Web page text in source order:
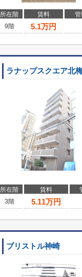
所在階 賃料
9階
5.1万円
ラナップスクエア北
所在階 賃料
3階
5.11万円
ブリストル神崎